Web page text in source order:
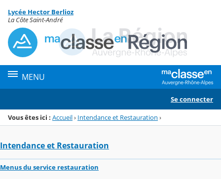
Menu de la rubrique
Contenu
Lycée Hector Berlioz
La Côte Saint-André
MENU
Se connecter
Vous êtes ici : Accueil› Intendance et Restauration ›
Intendance et Restauration
Menus du service restauration